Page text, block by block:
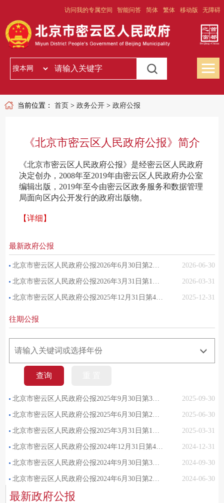
访问我的专属空间 智能问答 简体 繁体 移动版 无障碍
当前位置： 首页 > 政务公开> 政府公报
《北京市密云区人民政府公报》简介
《北京市密云区人民政府公报》是经密云区人民政府
决定创办，2008年至2019年由密云区人民政府办公室
编辑出版，2019年至今由密云区政务服务和数据管理
局面向区内公开发行的政府出版物。
【详细】
最新政府公报
2026-06-30
2026-03-31
北京市密云区人民政府公报2025年12月31日第4期（总第100期） 2025-12-31
往期公报
北京市密云区人民政府公报2025年9月30日第3期（总第99期） 2025-09-30
2025-06-30
2025-03-31
北京市密云区人民政府公报2024年12月31日第4期（总第96期） 2024-12-31
北京市密云区人民政府公报2024年9月30日第3期（总第95期） 2024-09-30
2024-06-30
最新政府公报